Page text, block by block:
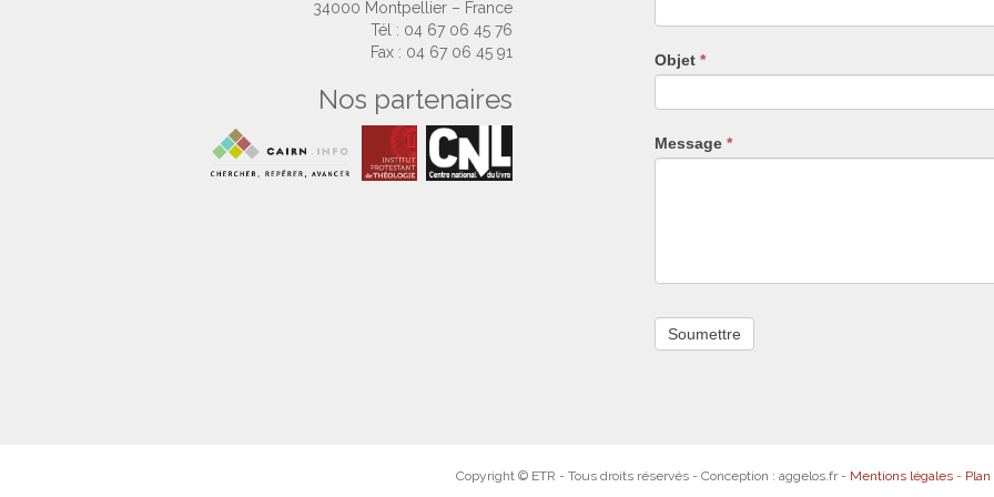
34000 Montpellier – France
Tél : 04 67 06 45 76
Fax : 04 67 06 45 91
Nos partenaires
Objet *
Message *
remplissez
ce
Copyright © ETR - Tous droits réservés - Conception : aggelos.fr - Mentions légales-